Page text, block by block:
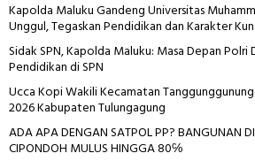
Kapolda Maluku Gandeng Universitas
Unggul, Tegaskan Pendidikan dan Karakter
Sidak SPN, Kapolda Maluku: Masa Depan
Pendidikan di SPN
Ucca Kopi Wakili Kecamatan
2026 Kabupaten Tulungagung
ADA APA DENGAN SATPOL PP? BANGUNAN
CIPONDOH MULUS HINGGA 80℅